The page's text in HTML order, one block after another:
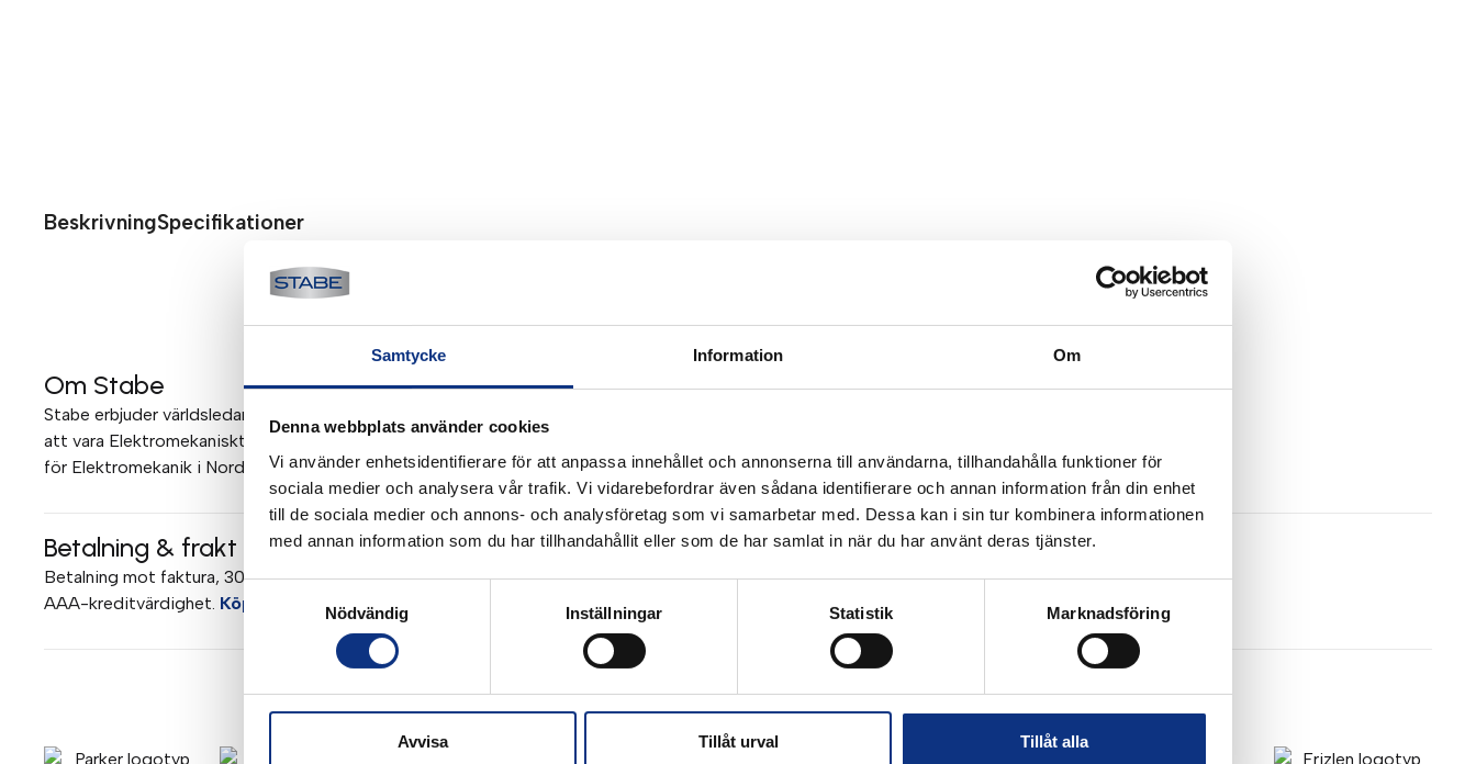
Samtycke Information Om
Denna webbplats använder cookies
Vi använder enhetsidentifierare för att anpassa innehållet och annonserna till användarna, tillhandahålla funktioner för
sociala medier och analysera vår trafik. Vi vidarebefordrar även sådana identifierare och annan information från din enhet
till de sociala medier och annons- och analysföretag som vi samarbetar med. Dessa kan i sin tur kombinera informationen
med annan information som du har tillhandahållit eller som de har samlat in när du har använt deras tjänster.
Nödvändig
Inställningar Statistik Marknadsföring
Avvisa Tillåt urval Tillåt alla
BeskrivningSpecifikationer
Om Stabe
Stabe erbjuder världsledande elektromekanik och pneumatik för industriautomation. Vi är stolta
att vara Elektromekaniskt Teknisk Center (EMTC) för Parker Hannifin och certifierad distributör
för Elektromekanik i Norden. Mer om Stabe
Betalning & frakt
Betalning mot faktura, 30 dagar. Fraktkostnad tillkommer. Alla priser visas i SEK. Stabe innehar
AAA-kreditvärdighet. Köpvillkor